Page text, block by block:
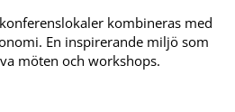
kombineras med
En inspirerande miljö som
möten och workshops.